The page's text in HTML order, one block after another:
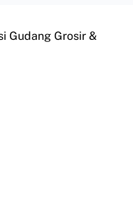
Gudang Grosir &